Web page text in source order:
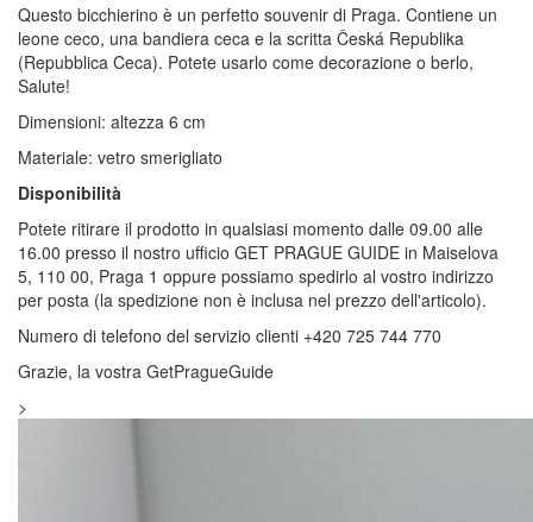
Questo bicchierino è un perfetto souvenir di Praga. Contiene un
leone ceco, una bandiera ceca e la scritta Česká Republika
(Repubblica Ceca). Potete usarlo come decorazione o berlo,
Salute!
Dimensioni: altezza 6 cm
Materiale: vetro smerigliato
Disponibilità
Potete ritirare il prodotto in qualsiasi momento dalle 09.00 alle
16.00 presso il nostro ufficio GET PRAGUE GUIDE in Maiselova
5, 110 00, Praga 1 oppure possiamo spedirlo al vostro indirizzo
per posta (la spedizione non è inclusa nel prezzo dell'articolo).
Numero di telefono del servizio clienti +420 725 744 770
Grazie, la vostra GetPragueGuide
>